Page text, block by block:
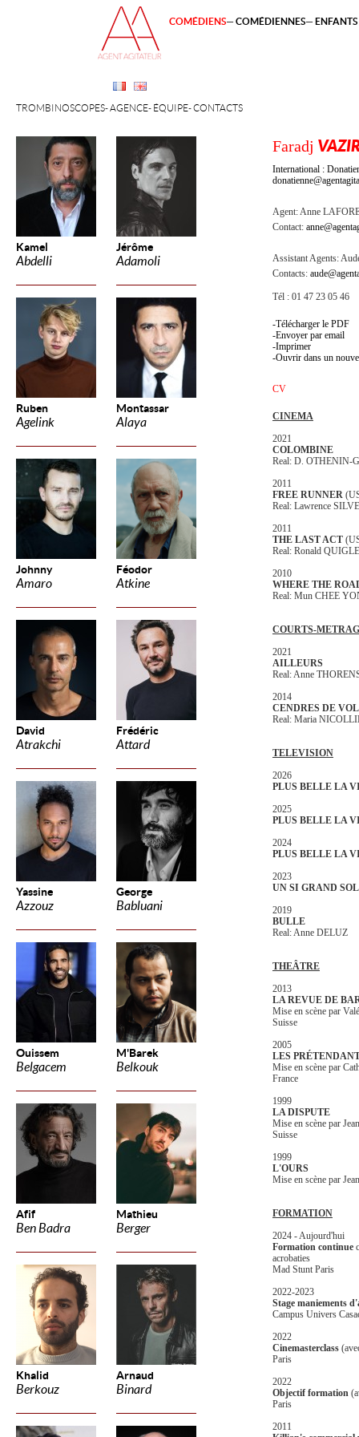
Kamel
Abdelli
Jérôme
Adamoli
Ruben
Agelink
Montassar
Alaya
Johnny
Amaro
Féodor
Atkine
David
Atrakchi
Frédéric
Attard
Yassine
Azzouz
George
Babluani
Ouissem
Belgacem
M'Barek
Belkouk
Afif
Ben Badra
Mathieu
Berger
Khalid
Berkouz
Arnaud
Binard
TROMBINOSCOPES AGENCE ÉQUIPE CONTACTS
COMÉDIENS COMÉDIENNES
Faradj
International :
Agent:Anne
Contact:
Assistant Agents:
Contacts:
Tél : 01 47 23 05 46
Télécharger le PDF
Envoyer par email
Imprimer
Ouvrir dans un
CV
CINEMA
2021
COLOMBINE
Real: D. OTHENIN-
2011
FREE RUNNER
Real: Lawrence
2011
THE LAST ACT
Real: Ronald
2010
WHERE THE
Real: Mun CHEE
COURTS-
2021
AILLEURS
Real: Anne
2014
CENDRES DE
Real: Maria
TELEVISION
2026
PLUS BELLE LA
2025
PLUS BELLE LA
2024
PLUS BELLE LA
2023
UN SI GRAND
2019
BULLE
Real: Anne DELUZ
THEÂTRE
2013
LA REVUE DE
Mise en scène par
Suisse
2005
LES
Mise en scène par
France
1999
LA DISPUTE
Mise en scène par
Suisse
1999
L'OURS
Mise en scène par
FORMATION
2024 - Aujourd'hui
Formation continue
acrobaties
Mad Stunt Paris
2022-2023
Stage maniements
Campus Univers
2022
Cinemasterclass
Paris
2022
Objectif formation
Paris
2011